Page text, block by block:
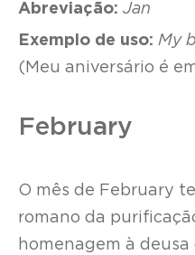
Abreviação: Jan
Exemplo de uso: My
(Meu aniversário é
February
O mês de February
romano da
homenagem à deusa